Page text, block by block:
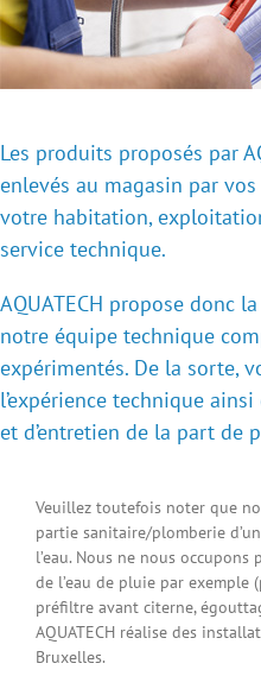
Les produits proposés par
enlevés au magasin par
votre habitation,
service technique.
AQUATECH propose donc
notre équipe technique
expérimentés. De la sorte,
l’expérience technique
et d’entretien de la part de
Veuillez toutefois noter que
partie sanitaire/plomberie
l’eau. Nous ne nous
de l’eau de pluie par exemple
préfiltre avant citerne,
AQUATECH réalise des
Bruxelles.